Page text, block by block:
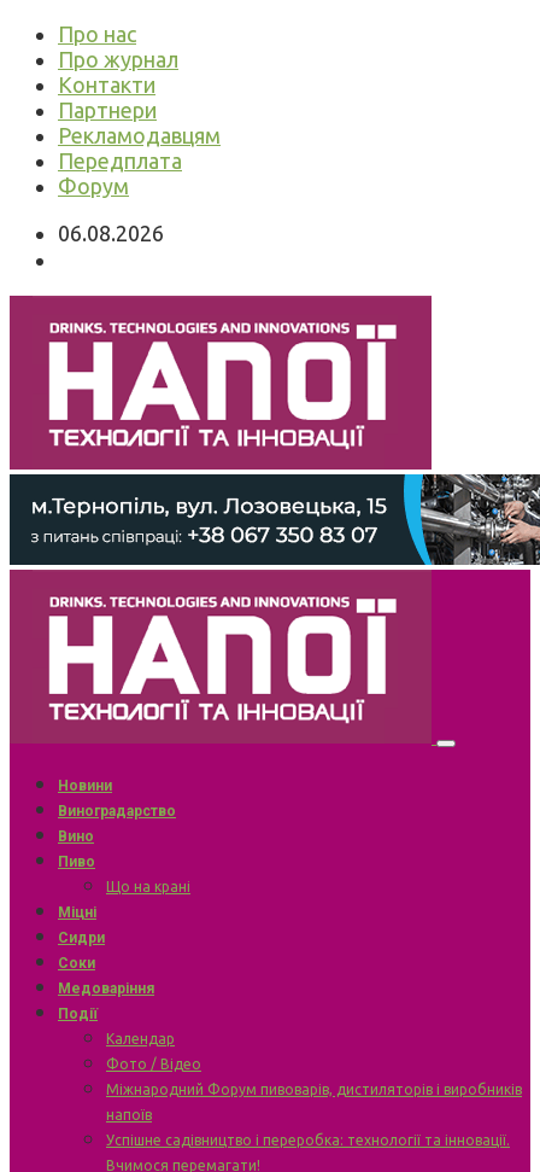
Про нас
Про журнал
Контакти
Партнери
Рекламодавцям
Передплата
Форум
06.08.2026
Новини
Виноградарство
Вино
Пиво
Що на крані
Міцні
Сидри
Соки
Медоваріння
Події
Календар
Фото / Відео
Міжнародний Форум пивоварів, дистиляторів і виробників
напоїв
Успішне садівництво і переробка: технології та інновації.
Вчимося перемагати!